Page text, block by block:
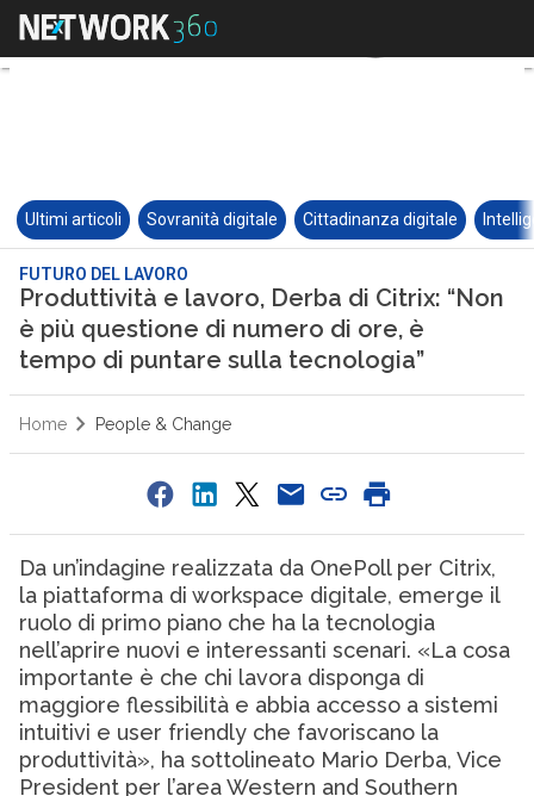
Ultimi articoli Sovranità digitale Cittadinanza digitale
FUTURO DEL LAVORO
Produttività e lavoro, Derba di Citrix: “Non
è più questione di numero di ore, è
tempo di puntare sulla tecnologia”
Home People & Change
Da un’indagine realizzata da OnePoll per Citrix,
la piattaforma di workspace digitale, emerge il
ruolo di primo piano che ha la tecnologia
nell’aprire nuovi e interessanti scenari. «La cosa
importante è che chi lavora disponga di
maggiore flessibilità e abbia accesso a sistemi
intuitivi e user friendly che favoriscano la
produttività», ha sottolineato Mario Derba, Vice
President per l’area Western and Southern